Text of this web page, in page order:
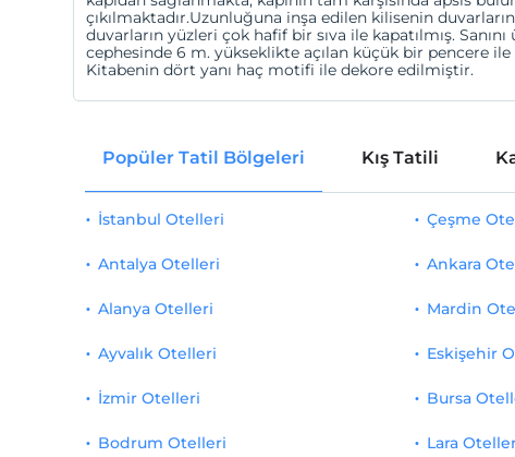
çıkılmaktadır.Uzunluğuna inşa edilen kilisenin
duvarların yüzleri çok hafif bir sıva ile kapatılmış.
cephesinde 6 m. yükseklikte açılan küçük bir pencere
Kitabenin dört yanı haç motifi ile dekore edilmiştir.
Popüler Tatil Bölgeleri Kış Tatili
İstanbul Otelleri
Antalya Otelleri
Alanya Otelleri
Ayvalık Otelleri
İzmir Otelleri
Çeşme
Ankara
Mardin
Eskişehir
Bursa
Bodrum Otelleri Lara